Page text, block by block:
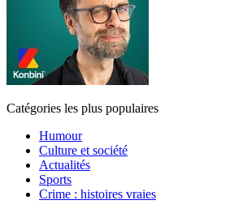
Catégories les plus populaires
Humour
Culture et société
Actualités
Sports
Crime : histoires vraies